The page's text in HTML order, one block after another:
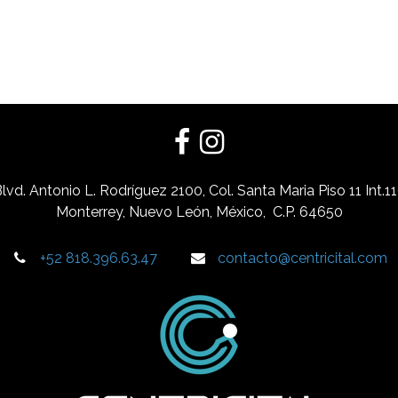
Antonio L. Rodríguez 2100, Col. Santa Maria Piso 11
Monterrey, Nuevo León, México, C.P. 64650
+52 818.396.63.47 contacto@centricital.com